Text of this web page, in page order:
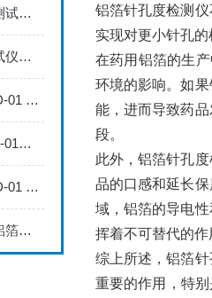
ZKD-01型铝箔针孔度测试仪在药品包装质量控制中的应用
ZKD-01铝箔针孔度测试仪操作指南与测试原理说明
铝箔针孔度测试仪 ZKD-01 检测能力及应用介绍
铝箔针孔度测试仪ZKD-01技术说明书
铝箔针孔度测试仪 ZKD-01 技术特点与应用分析
济南中科电子ZKD-01铝箔针孔度测试仪的特点
铝箔针孔度检测
实现对更小针孔
在药用铝箔的生
环境的影响。如
能，进而导致药
段。
此外，铝箔针孔
品的口感和延长
域，铝箔的导电
挥着不可替代的作
综上所述，铝箔
重要的作用，特